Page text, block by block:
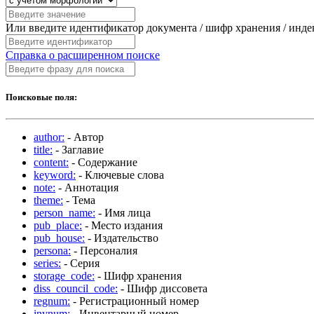
Или введите идентификатор документа / шифр хранения /
Справка о расширенном поиске
Поисковые поля:
author: - Автор
title: - Заглавие
content: - Содержание
keyword: - Ключевые слова
note: - Аннотация
theme: - Тема
person_name: - Имя лица
pub_place: - Место издания
pub_house: - Издательство
persona: - Персоналия
series: - Серия
storage_code: - Шифр хранения
diss_council_code: - Шифр диссовета
regnum: - Регистрационный номер